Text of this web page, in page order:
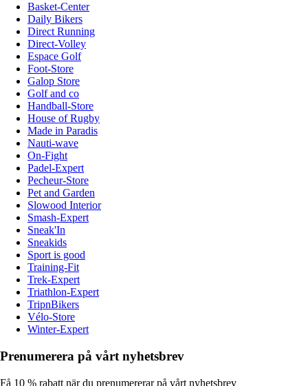
Basket-Center
Daily Bikers
Direct Running
Direct-Volley
Espace Golf
Foot-Store
Galop Store
Golf and co
Handball-Store
House of Rugby
Made in Paradis
Nauti-wave
On-Fight
Padel-Expert
Pecheur-Store
Pet and Garden
Slowood Interior
Smash-Expert
Sneak'In
Sneakids
Sport is good
Training-Fit
Trek-Expert
Triathlon-Expert
TripnBikers
Vélo-Store
Winter-Expert
Prenumerera på vårt nyhetsbrev
Få 10 % rabatt när du prenumererar på vårt nyhetsbrev